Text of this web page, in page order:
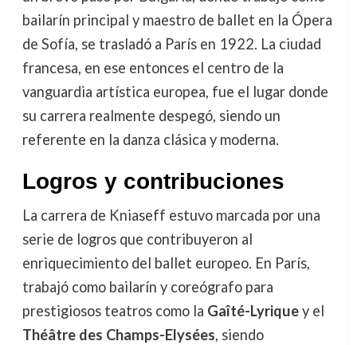
bailarín principal y maestro de ballet en la Ópera
de Sofía, se trasladó a París en 1922. La ciudad
francesa, en ese entonces el centro de la
vanguardia artística europea, fue el lugar donde
su carrera realmente despegó, siendo un
referente en la danza clásica y moderna.
Logros y contribuciones
La carrera de Kniaseff estuvo marcada por una
serie de logros que contribuyeron al
enriquecimiento del ballet europeo. En París,
trabajó como bailarín y coreógrafo para
prestigiosos teatros como la Gaîté-Lyriquey el
Théâtre des Champs-Elysées, siendo